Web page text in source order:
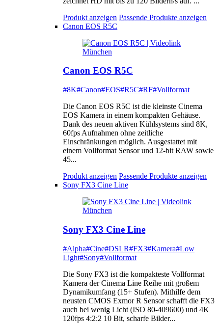
Produkt anzeigen Passende Produkte anzeigen
Canon EOS R5C
Canon EOS R5C
#8K#Canon#EOS#R5C#RF#Vollformat
Die Canon EOS R5C ist die kleinste Cinema
EOS Kamera in einem kompakten Gehäuse.
Dank des neuen aktiven Kühlsystems sind 8K,
60fps Aufnahmen ohne zeitliche
Einschränkungen möglich. Ausgestattet mit
einem Vollformat Sensor und 12-bit RAW sowie
45...
Produkt anzeigen Passende Produkte anzeigen
Sony FX3 Cine Line
Sony FX3 Cine Line
#Alpha#Cine#DSLR#FX3#Kamera#Low
Light#Sony#Vollformat
Die Sony FX3 ist die kompakteste Vollformat
Kamera der Cinema Line Reihe mit großem
Dynamikumfang (15+ Stufen). Mithilfe dem
neusten CMOS Exmor R Sensor schafft die FX3
auch bei wenig Licht (ISO 80-409600) und 4K
120fps 4:2:2 10 Bit, scharfe Bilder...